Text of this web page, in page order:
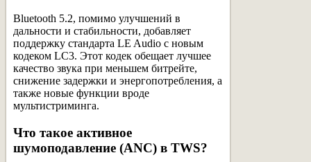
Bluetooth 5.2, помимо улучшений в
дальности и стабильности, добавляет
поддержку стандарта LE Audio с новым
кодеком LC3. Этот кодек обещает лучшее
качество звука при меньшем битрейте,
снижение задержки и энергопотребления, а
также новые функции вроде
мультистриминга.
Что такое активное
шумоподавление (ANC) в TWS?